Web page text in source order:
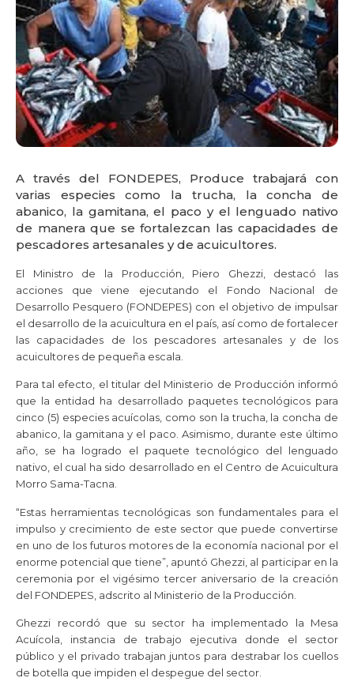
A través del FONDEPES, Produce trabajará con
varias especies como la trucha, la concha de
abanico, la gamitana, el paco y el lenguado nativo
de manera que se fortalezcan las capacidades de
pescadores artesanales y de acuicultores.
El Ministro de la Producción, Piero Ghezzi, destacó las
acciones que viene ejecutando el Fondo Nacional de
Desarrollo Pesquero (FONDEPES) con el objetivo de impulsar
el desarrollo de la acuicultura en el país, así como de fortalecer
las capacidades de los pescadores artesanales y de los
acuicultores de pequeña escala.
Para tal efecto, el titular del Ministerio de Producción informó
que la entidad ha desarrollado paquetes tecnológicos para
cinco (5) especies acuícolas, como son la trucha, la concha de
abanico, la gamitana y el paco. Asimismo, durante este último
año, se ha logrado el paquete tecnológico del lenguado
nativo, el cual ha sido desarrollado en el Centro de Acuicultura
Morro Sama-Tacna.
“Estas herramientas tecnológicas son fundamentales para el
impulso y crecimiento de este sector que puede convertirse
en uno de los futuros motores de la economía nacional por el
enorme potencial que tiene”, apuntó Ghezzi, al participar en la
ceremonia por el vigésimo tercer aniversario de la creación
del FONDEPES, adscrito al Ministerio de la Producción.
Ghezzi recordó que su sector ha implementado la Mesa
Acuícola, instancia de trabajo ejecutiva donde el sector
público y el privado trabajan juntos para destrabar los cuellos
de botella que impiden el despegue del sector.